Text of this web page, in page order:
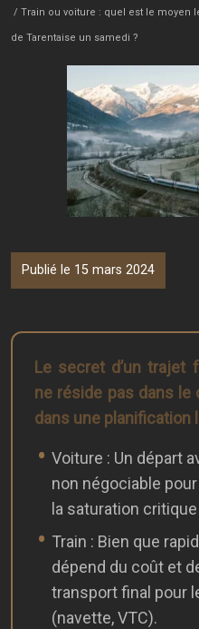
/ Train ou voiture : quel est le moyen
de Tarentaise un samedi ?
Publié le 15 mars 2024
Le secret d’un trajet
ne réside pas dans le
dans une
Voiture : Un départ
non négociable
la saturation
Train : Bien que
dépend du coût et
transport final pour
(navette, VTC).